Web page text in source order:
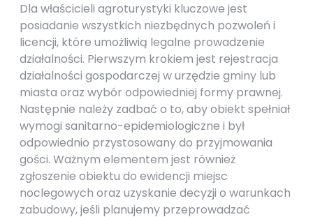
Dla właścicieli agroturystyki kluczowe jest
posiadanie wszystkich niezbędnych pozwoleń i
licencji, które umożliwią legalne prowadzenie
działalności. Pierwszym krokiem jest rejestracja
działalności gospodarczej w urzędzie gminy lub
miasta oraz wybór odpowiedniej formy prawnej.
Następnie należy zadbać o to, aby obiekt spełniał
wymogi sanitarno-epidemiologiczne i był
odpowiednio przystosowany do przyjmowania
gości. Ważnym elementem jest również
zgłoszenie obiektu do ewidencji miejsc
noclegowych oraz uzyskanie decyzji o warunkach
zabudowy, jeśli planujemy przeprowadzać